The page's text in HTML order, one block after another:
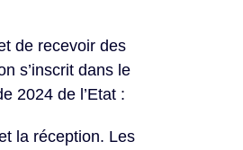
de recevoir des
s’inscrit dans le
2024 de l’Etat :
la réception. Les